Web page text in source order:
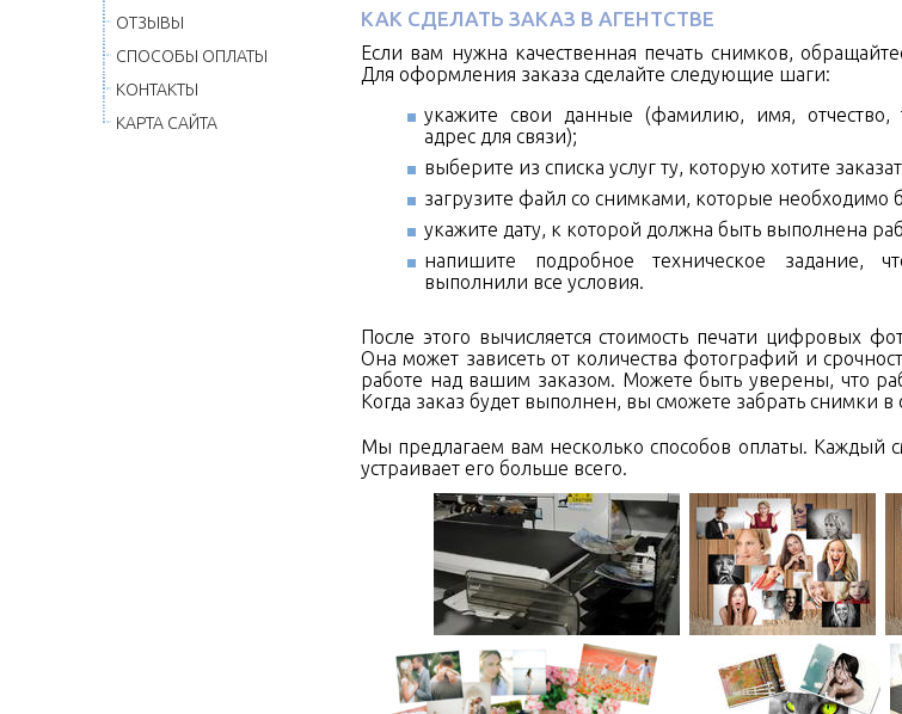
КАК СДЕЛАТЬ ЗАКАЗ В АГЕНТСТВЕ
Если вам нужна качественная печать снимков,
Для оформления заказа сделайте следующие шаги:
укажите свои данные (фамилию, имя, отчество,
адрес для связи);
выберите из списка услуг ту, которую хотите
загрузите файл со снимками, которые необходимо
укажите дату, к которой должна быть выполнена
напишите подробное техническое задание,
выполнили все условия.
После этого вычисляется стоимость печати цифровых
Она может зависеть от количества фотографий и
работе над вашим заказом. Можете быть уверены, что
Когда заказ будет выполнен, вы сможете забрать снимки
Мы предлагаем вам несколько способов оплаты. Каждый
устраивает его больше всего.
ОТЗЫВЫ
СПОСОБЫ ОПЛАТЫ
КОНТАКТЫ
КАРТА САЙТА